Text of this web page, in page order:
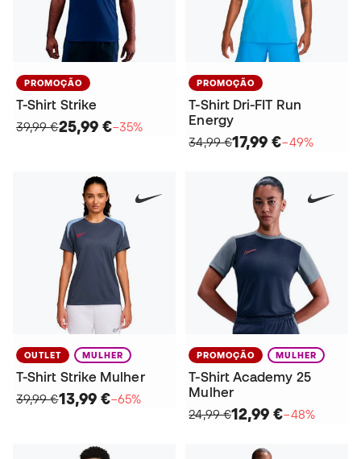
PROMOÇÃO
T-Shirt Strike
39,99 €25,99 €−35%
PROMOÇÃO
T-Shirt Dri-FIT Run
Energy
34,99 €17,99 €−49%
OUTLET MULHER
T-Shirt Strike Mulher
39,99 €13,99 €−65%
PROMOÇÃO MULHER
T-Shirt Academy 25
Mulher
24,99 €12,99 €−48%